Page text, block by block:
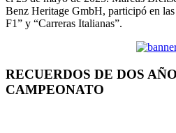
Benz Heritage GmbH, participó en
F1” y “Carreras Italianas”.
RECUERDOS DE DOS
CAMPEONATO